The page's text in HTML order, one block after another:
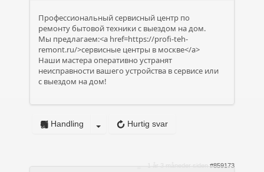
Профессиональный сервисный центр по
ремонту бытовой техники с выездом на дом.
Мы предлагаем:<a href=https://profi-teh-
remont.ru/>сервисные центры в москве</a>
Наши мастера оперативно устранят
неисправности вашего устройства в сервисе или
с выездом на дом!
Hurtig svar
Handling
1 år 3 måneder siden #859173